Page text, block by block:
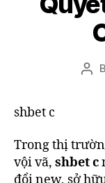
shbet c
Trong thị
vội vã, shbet c